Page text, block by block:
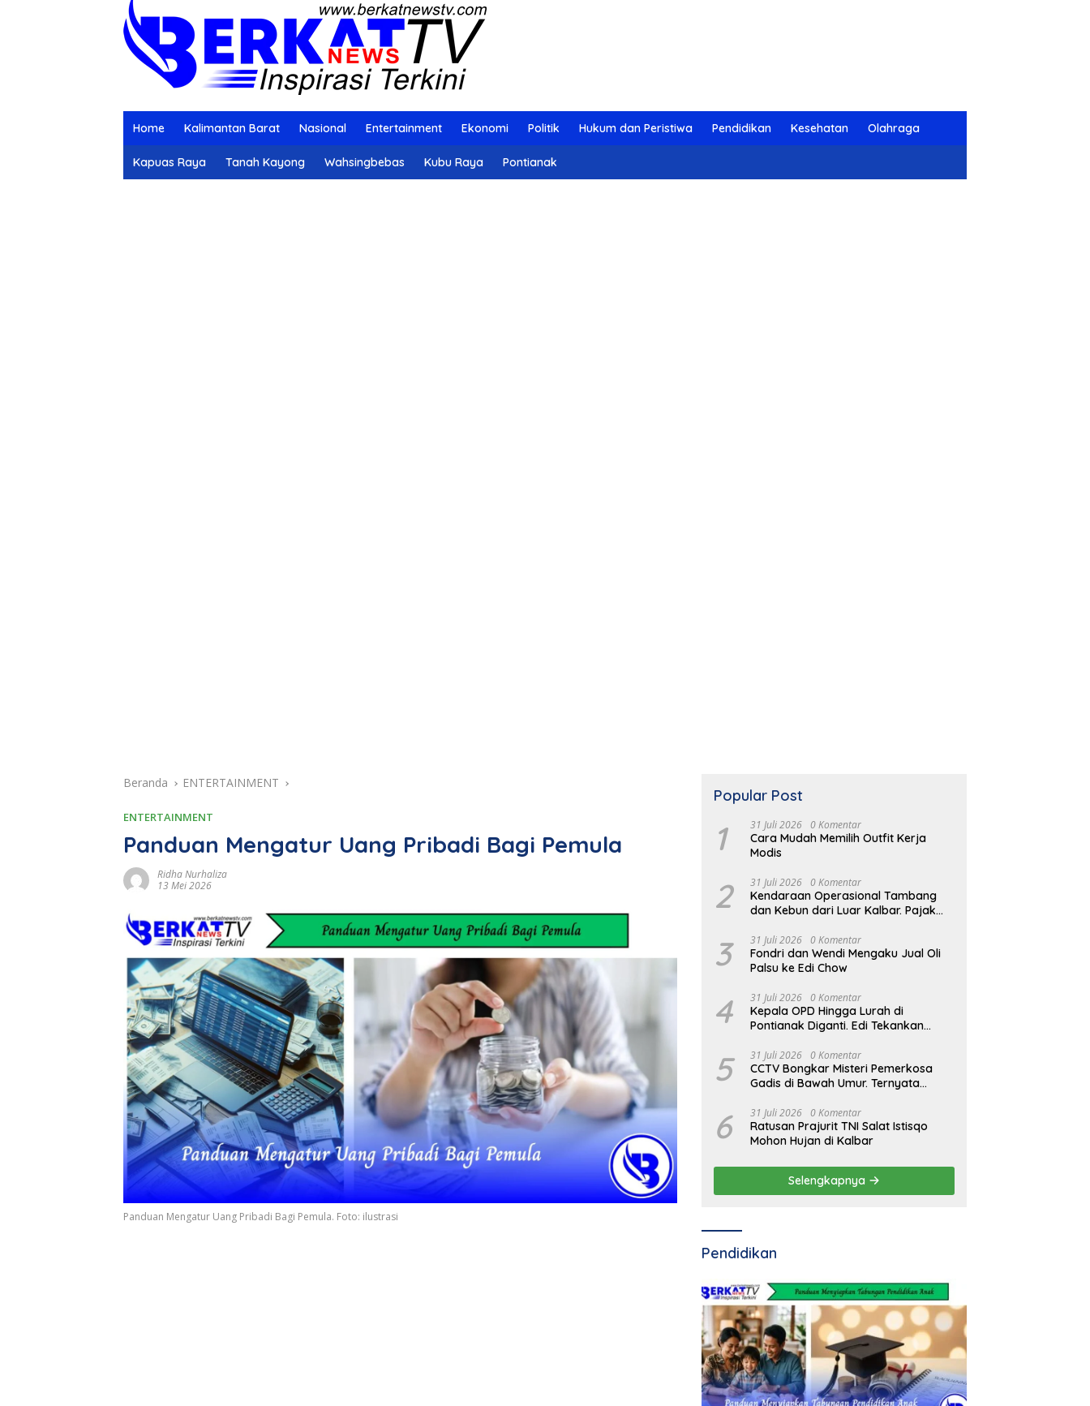
Home Kalimantan Barat Nasional Entertainment Ekonomi Politik Hukum dan Peristiwa Pendidikan Kesehatan Olahraga
Kapuas Raya Tanah Kayong Wahsingbebas Kubu Raya Pontianak
Beranda ENTERTAINMENT
ENTERTAINMENT
Panduan Mengatur Uang Pribadi Bagi Pemula
Ridha Nurhaliza
13 Mei 2026
Panduan Mengatur Uang Pribadi Bagi Pemula. Foto: ilustrasi
Popular Post
1 31 Juli 2026 0 Komentar
Cara Mudah Memilih Outfit Kerja
Modis
2 31 Juli 2026 0 Komentar
Kendaraan Operasional Tambang
dan Kebun dari Luar Kalbar. Pajak
3 31 Juli 2026 0 Komentar
Fondri dan Wendi Mengaku Jual Oli
Palsu ke Edi Chow
4 31 Juli 2026 0 Komentar
Kepala OPD Hingga Lurah di
Pontianak Diganti. Edi Tekankan
5 31 Juli 2026 0 Komentar
CCTV Bongkar Misteri Pemerkosa
Gadis di Bawah Umur. Ternyata
6 31 Juli 2026 0 Komentar
Ratusan Prajurit TNI Salat Istisqo
Mohon Hujan di Kalbar
Selengkapnya
Pendidikan